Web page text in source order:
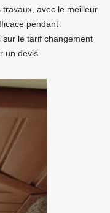
avec le meilleur
pendant
sur le tarif changement
un devis.